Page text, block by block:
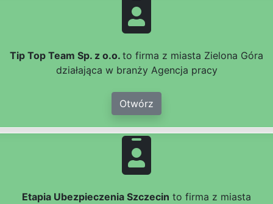
Tip Top Team Sp. z o.o. to firma z miasta Zielona Góra
działająca w branży Agencja pracy
Otwórz
Etapia Ubezpieczenia Szczecin to firma z miasta